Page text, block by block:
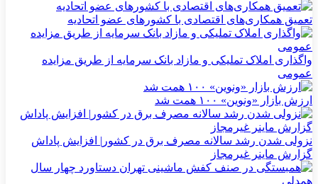
تعمیق همکاری‌های اقتصادی با کشورهای عضو اتحادیه
واگذاری املاک تملیکی و مازاد بانک سرمایه از طریق مزایده
عمومی
ارزش بازار «ونوین» ۱۰۰ همت شد
نزولی شدن رشد سالانه مصرف برق در کشور| افزایش پاداش
گزارش ماینر غیرمجاز